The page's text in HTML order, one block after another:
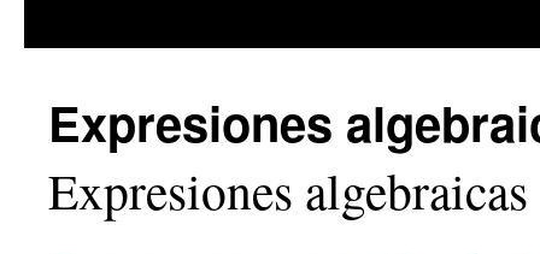
Expresiones
Expresiones